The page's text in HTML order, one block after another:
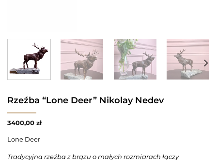
Rzeźba “Lone Deer” Nikolay Nedev
3400,00 zł
Lone Deer
Tradycyjna rzeźba z brązu o małych rozmiarach łączy